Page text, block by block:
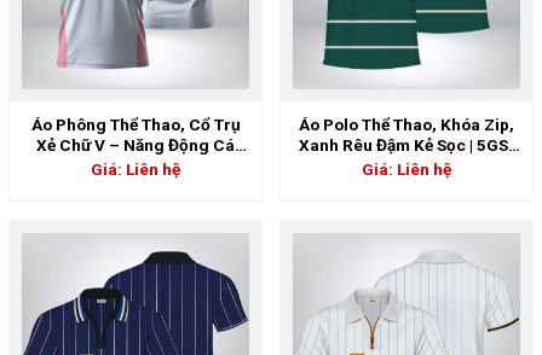
Áo Phông Thể Thao, Cổ Trụ
Xẻ Chữ V – Năng Động Cá
Tính, Trắng Phối Hồng Phấn |
5GS-06897
Giá: Liên hệ
Áo Polo Thể Thao, Khóa Zip,
Xanh Rêu Đậm Kẻ Sọc | 5GS-
06896
Giá: Liên hệ